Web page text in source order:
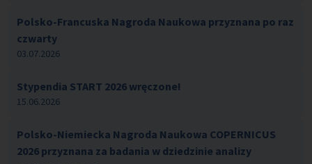
Polsko-Francuska Nagroda Naukowa przyznana po raz
czwarty
03.07.2026
Stypendia START 2026 wręczone!
15.06.2026
Polsko-Niemiecka Nagroda Naukowa COPERNICUS
2026 przyznana za badania w dziedzinie analizy